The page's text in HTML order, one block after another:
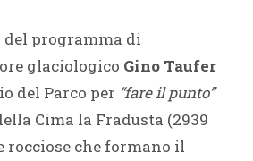
programma di
glaciologico Gino Taufer
del Parco per “fare il punto”
Cima la Fradusta (2939
rocciose che formano il